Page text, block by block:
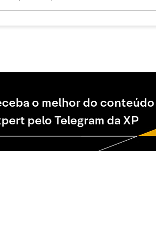
o melhor do conteúdo
pelo Telegram da XP